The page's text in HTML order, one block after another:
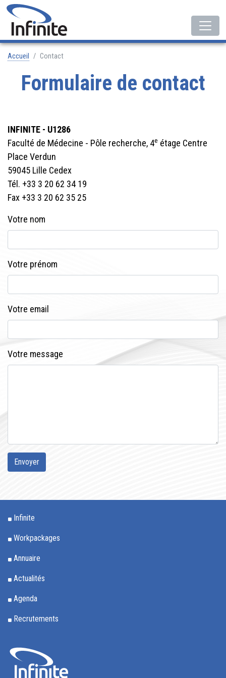
Accueil Contact
Formulaire de contact
INFINITE - U1286
Faculté de Médecine - Pôle recherche, 4e étage Centre
Place Verdun
59045 Lille Cedex
Tél. +33 3 20 62 34 19
Fax +33 3 20 62 35 25
Votre nom
Votre prénom
Votre email
Votre message
Envoyer
Infinite
Workpackages
Annuaire
Actualités
Agenda
Recrutements